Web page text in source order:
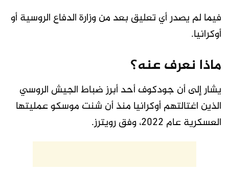
فيما لم يصدر أي تعليق بعد من وزارة الدفاع الروسية أو
أوكرانيا.
ماذا نعرف عنه؟
يشار إلى أن جودكوف أحد أبرز ضباط الجيش الروسي
الذين اغتالتهم أوكرانيا منذ أن شنت موسكو عمليتها
العسكرية عام 2022، وفق رويترز.